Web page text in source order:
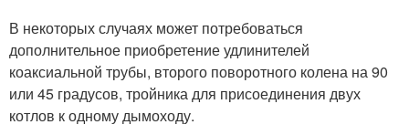
В некоторых случаях может потребоваться
дополнительное приобретение удлинителей
коаксиальной трубы, второго поворотного колена на 90
или 45 градусов, тройника для присоединения двух
котлов к одному дымоходу.